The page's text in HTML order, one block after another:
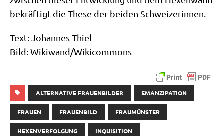
bekräf­tigt die The­se der bei­den Schweizerinnen.
Text: Johan­nes Thiel
Bild: Wikiwand/​Wikicommons
ALTERNATIVE FRAUENBILDER EMANZIPATION
FRAUEN FRAUENBILD FRAUMÜNSTER
HEXENVERFOLGUNG INQUISITION